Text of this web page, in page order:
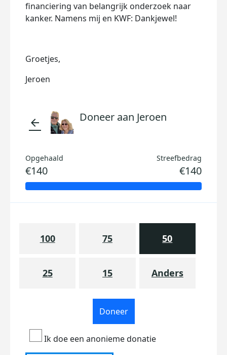
financiering van belangrijk onderzoek naar
kanker. Namens mij en KWF: Dankjewel!
Groetjes,
Jeroen
arrow_back Doneer aan Jeroen
Opgehaald
€140
Streefbedrag
€140
100 75 50
25 15 Anders
Doneer
Ik doe een anonieme donatie